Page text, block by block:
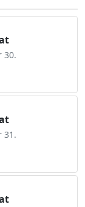
30.
31.